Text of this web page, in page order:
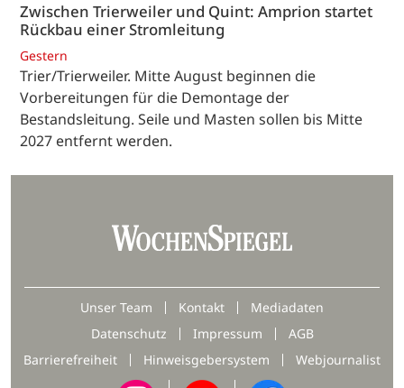
Zwischen Trierweiler und Quint: Amprion startet
Rückbau einer Stromleitung
Gestern
Trier/Trierweiler. Mitte August beginnen die
Vorbereitungen für die Demontage der
Bestandsleitung. Seile und Masten sollen bis Mitte
2027 entfernt werden.
Unser Team Kontakt
Mediadaten
Datenschutz
Impressum
AGB
Barrierefreiheit
Hinweisgebersystem Webjournalist